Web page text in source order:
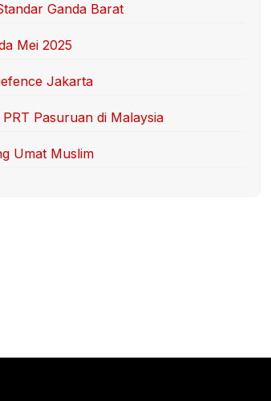
Ganda Barat
Mei 2025
Jakarta
Pasuruan di Malaysia
Umat Muslim